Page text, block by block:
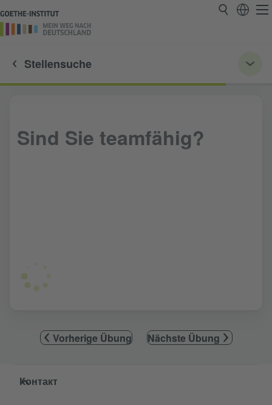
Stellensuche
Sind Sie teamfähig?
Vorherige Übung Nächste Übung
Service- und Informationsbereich
Контакт